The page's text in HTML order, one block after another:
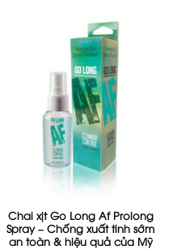
Chai xịt Go Long Af Prolong
Spray – Chống xuất tinh sớm
an toàn & hiệu quả của Mỹ